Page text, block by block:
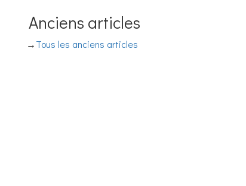
Anciens articles
Tous les anciens articles